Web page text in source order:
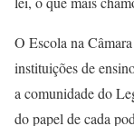
O Escola na
instituições de
a comunidade do
do papel de cada